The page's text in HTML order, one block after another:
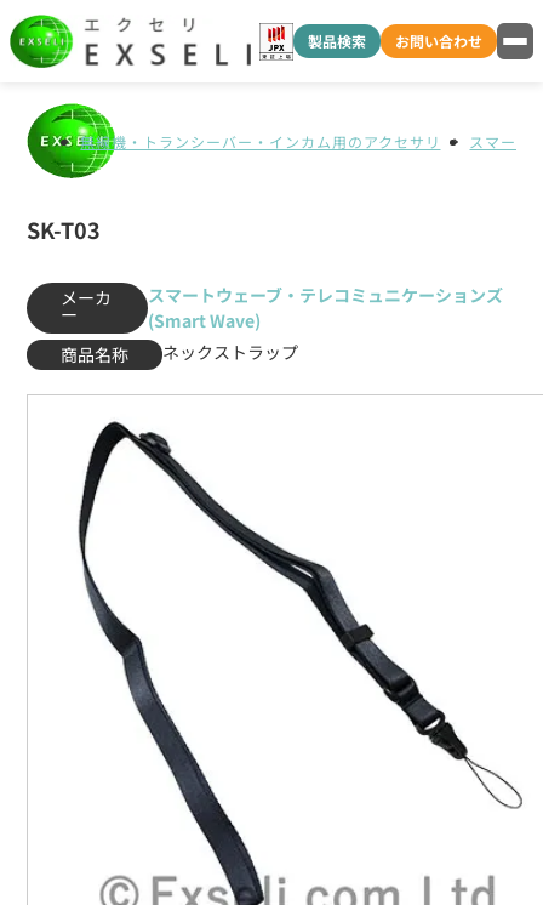
製品検索 お問い合わせ
無線機・トランシーバー・インカム用のアクセサリ スマート
SK-T03
メーカ
ー
スマートウェーブ・テレコミュニケーションズ
(Smart Wave)
商品名称
ネックストラップ